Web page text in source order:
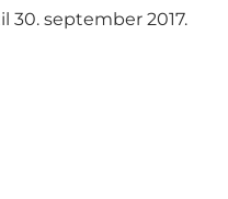
30. september 2017.